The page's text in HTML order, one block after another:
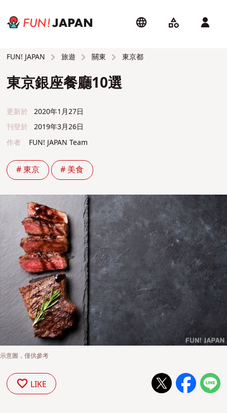
FUN! JAPAN 旅遊 關東 東京都
東京銀座餐廳10選
更新於
2020年1月27日
刊登於
2019年3月26日
作者
FUN! JAPAN Team
# 東京 # 美食
示意圖，僅供參考
LIKE